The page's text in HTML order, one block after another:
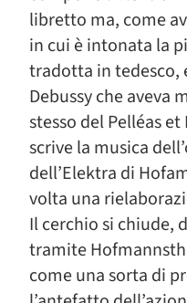
libretto ma, come
in cui è intonata la
tradotta in tedesco,
Debussy che aveva
stesso del Pelléas
scrive la musica
dell’Elektra di
volta una
Il cerchio si chiude,
tramite
come una sorta di